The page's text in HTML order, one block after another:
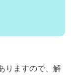
りますので、解